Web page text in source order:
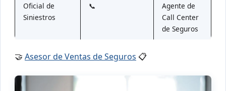
Oficial de
Siniestros
📞
Agente de
Call Center
de Seguros
🤝 Asesor de Ventas de Seguros 📋